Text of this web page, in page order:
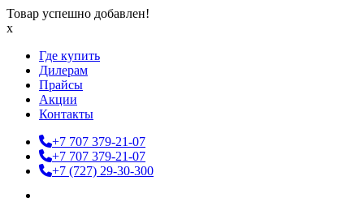
Товар успешно добавлен!
x
Где купить
Дилерам
Прайсы
Акции
Контакты
+7 707 379-21-07
+7 707 379-21-07
+7 (727) 29-30-300